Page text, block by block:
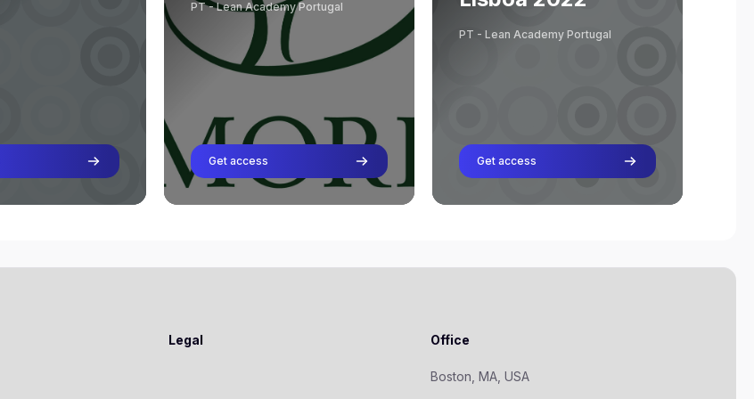
Luis Angeja
Profesor
Jose Correia
Profesor
Bruno Inácio
PT - Lean Academy Portugal
Get access
Jose Correia
PT - Lean Academy Portugal
Get access
Legal Office
Boston, MA, USA